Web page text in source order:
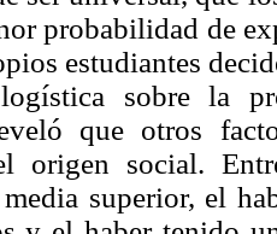
probabilidad de
estudiantes
logística sobre la
que otros
origen social.
superior, el